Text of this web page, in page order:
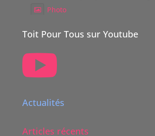
Photo
TOIT POUR TOUS Suisse
5 mois il y a
POUR TOUS Suisse.
donateur avec une volonté claire :
Toit Pour Tous sur Youtube

Actualités
Articles récents